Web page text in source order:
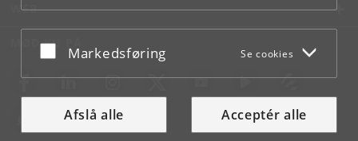
Acceptér eller afslå
Markedsføring Se cookies
Afslå alle Acceptér alle
WEB
MØD KU PÅ